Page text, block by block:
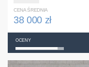
CENA ŚREDNIA
38 000 zł
OCENY